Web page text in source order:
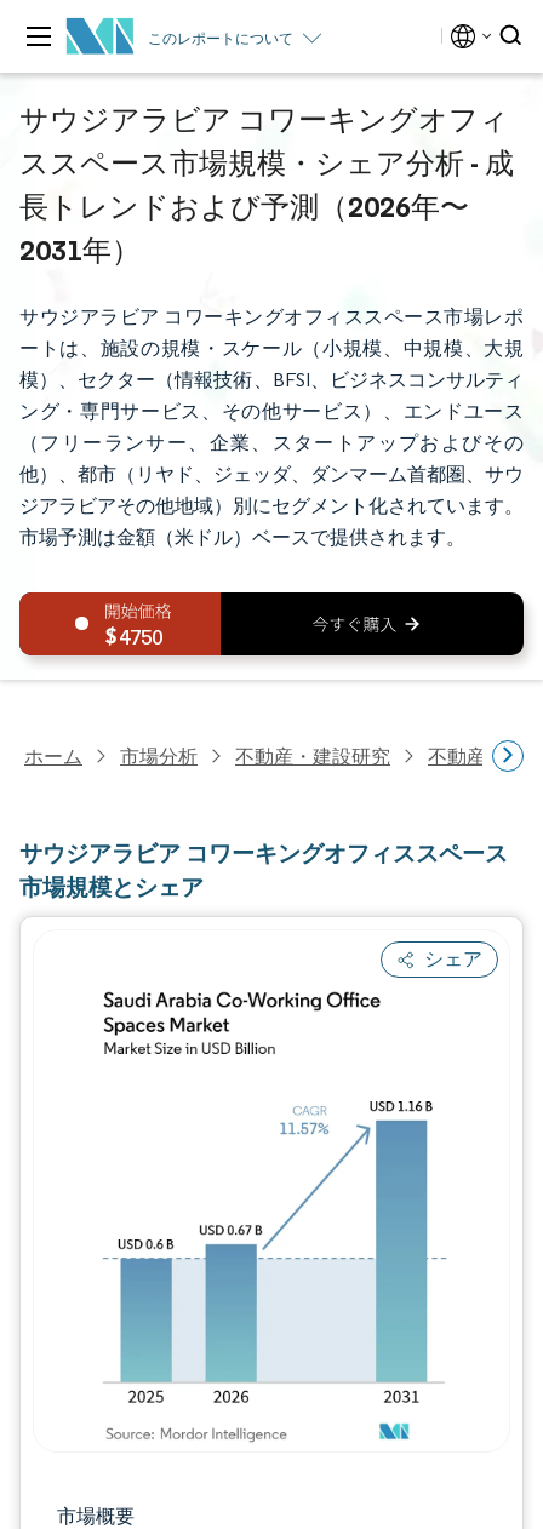
このレポートについて
サウジアラビア コワーキングオフィ
ススペース市場規模・シェア分析 - 成
長トレンドおよび予測（2026年〜
2031年）
サウジアラビア コワーキングオフィススペース市場レポ
ートは、施設の規模・スケール（小規模、中規模、大規
模）、セクター（情報技術、BFSI、ビジネスコンサルティ
ング・専門サービス、その他サービス）、エンドユース
（フリーランサー、企業、スタートアップおよびその
他）、都市（リヤド、ジェッダ、ダンマーム首都圏、サウ
ジアラビアその他地域）別にセグメント化されています。
市場予測は金額（米ドル）ベースで提供されます。
4750
ホーム 市場分析 不動産・建設研究 不動産研究
サウジアラビア コワーキングオフィススペース
市場規模とシェア
シェア
市場概要
画像 © Mordor Intelligence。再利用には